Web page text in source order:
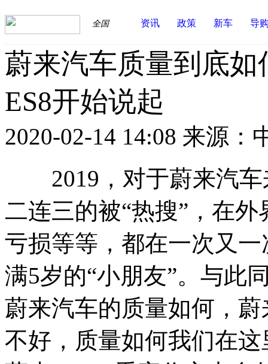
全国 资讯 政策 新车 导
蔚来汽车质量到底
ES8开始说起
2020-02-14 14:08 来源：
2019，对于蔚来汽车
二连三的被“热搜”，在
亏损等等，都在一次又
满5岁的“小朋友”。与此
蔚来汽车的质量如何，
不好，质量如何我们在